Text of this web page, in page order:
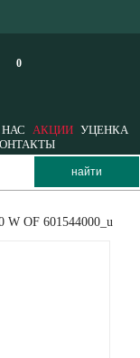
0
НАС АКЦИИ УЦЕНКА
W OF 601544000_u